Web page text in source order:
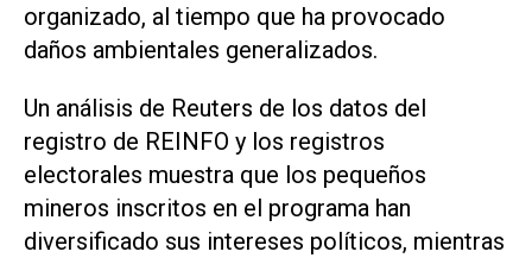
organizado, al tiempo que ha provocado
daños ambientales generalizados.
Un análisis de ⁠Reuters de los datos del
registro de REINFO y los registros
electorales muestra que los pequeños
mineros inscritos en el programa han
diversificado sus intereses políticos, mientras